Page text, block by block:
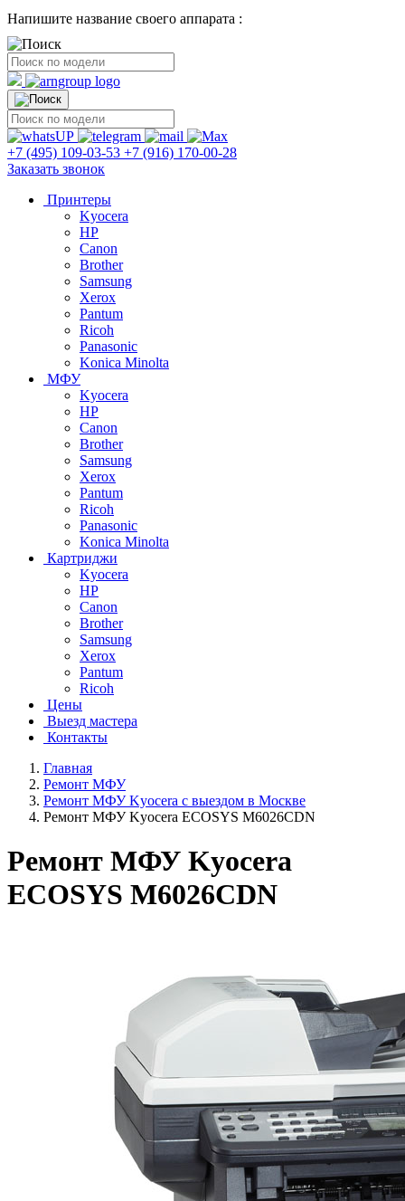
Напишите название своего аппарата :
+7 (495) 109-03-53 +7 (916) 170-00-28
Заказать звонок
Принтеры
Kyocera
HP
Canon
Brother
Samsung
Xerox
Pantum
Ricoh
Panasonic
Konica Minolta
МФУ
Kyocera
HP
Canon
Brother
Samsung
Xerox
Pantum
Ricoh
Panasonic
Konica Minolta
Картриджи
Kyocera
HP
Canon
Brother
Samsung
Xerox
Pantum
Ricoh
Цены
Выезд мастера
Контакты
Главная
Ремонт МФУ
Ремонт МФУ Kyocera с выездом в Москве
Ремонт МФУ Kyocera ECOSYS M6026CDN
Ремонт МФУ Kyocera
ECOSYS M6026CDN